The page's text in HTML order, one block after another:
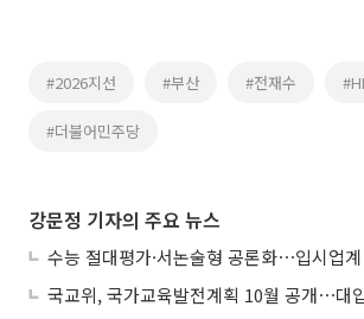
#2026지선 #부산 #전재수
#더불어민주당
강문정 기자의 주요 뉴스